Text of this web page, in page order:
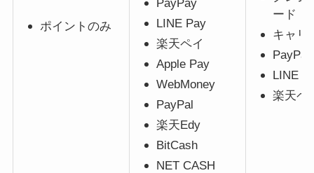
ポイントのみ
PayPay
LINE Pay
楽天ペイ
Apple Pay
WebMoney
PayPal
楽天Edy
BitCash
NET CASH
ード
キャリ
PayPay
LINE
楽天ペ